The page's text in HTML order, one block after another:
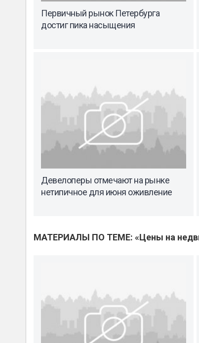
Первичный рынок Петербурга
достиг пика насыщения
Девелоперы отмечают на рынке
нетипичное для июня оживление
МАТЕРИАЛЫ ПО ТЕМЕ: «Цены на